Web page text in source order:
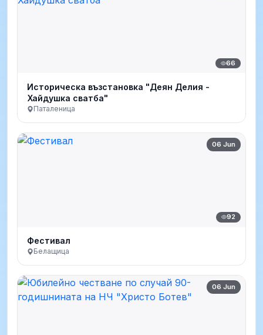
66
Историческа възстановка "Деян Делия -
Хайдушка сватба"
Паталеница
06 Jun
92
Фестивал
Белащица
06 Jun